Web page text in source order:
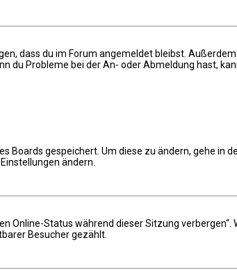
dass du im Forum angemeldet bleibst.
du Probleme bei der An- oder Abmeldung hast,
gespeichert. Um diese zu ändern, gehe in
ändern.
Online-Status während dieser Sitzung
Besucher gezählt.